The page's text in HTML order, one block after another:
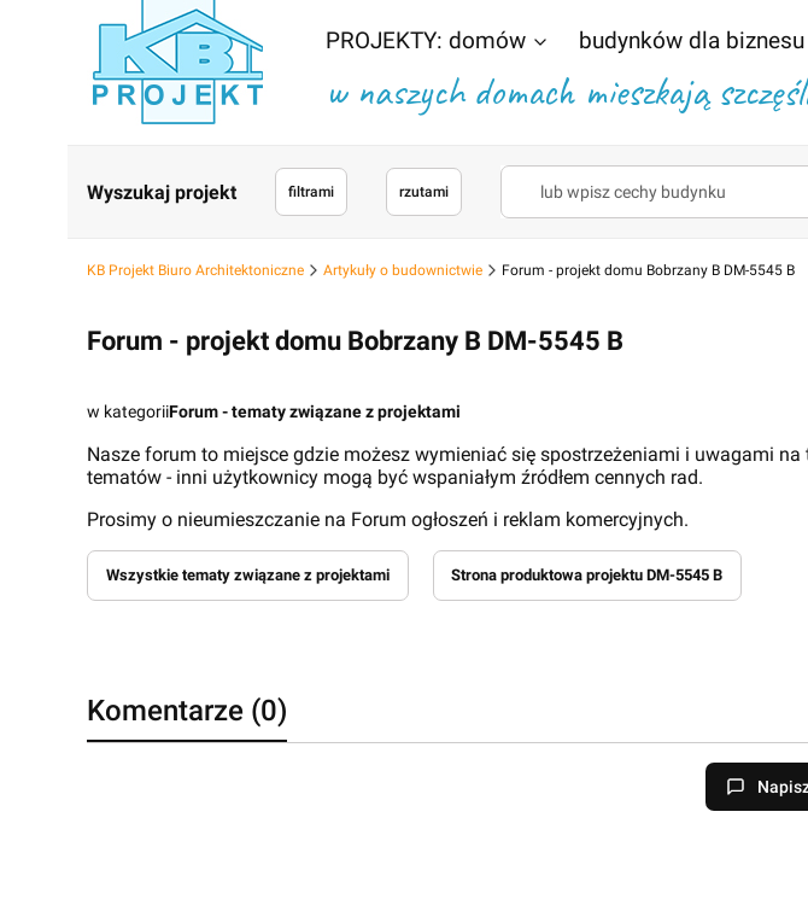
PROJEKTY: domów budynków dla biznesu
w naszych domach mieszkają
Wyszukaj projekt filtrami rzutami
KB Projekt Biuro Architektoniczne Artykuły o budownictwie Forum - projekt domu Bobrzany B DM-5545 B
Forum - projekt domu Bobrzany B DM-5545 B
w kategoriiForum - tematy związane z projektami
Nasze forum to miejsce gdzie możesz wymieniać się spostrzeżeniami i uwagami
tematów - inni użytkownicy mogą być wspaniałym źródłem cennych rad.
Prosimy o nieumieszczanie na Forum ogłoszeń i reklam komercyjnych.
Wszystkie tematy związane z projektami Strona produktowa projektu DM-5545 B
Komentarze (0)